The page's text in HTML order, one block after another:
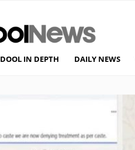
DOOL IN DEPTH DAILY NEWS